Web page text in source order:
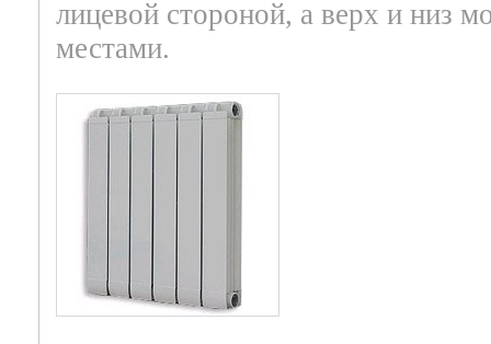
лицевой стороной, а верх и низ
местами.